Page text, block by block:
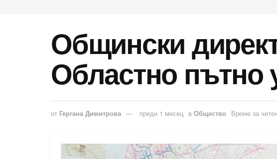
Общински
Областно пътно
от Гергана Димитрова преди 1 месец в Общество Време за